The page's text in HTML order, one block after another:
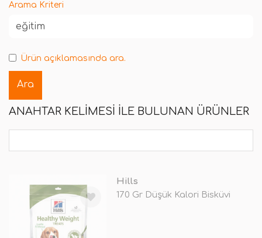
Arama Kriteri
Ürün açıklamasında ara.
ANAHTAR KELIMESI ILE BULUNAN ÜRÜNLER
Hills
170 Gr Düşük Kalori Bisküvi